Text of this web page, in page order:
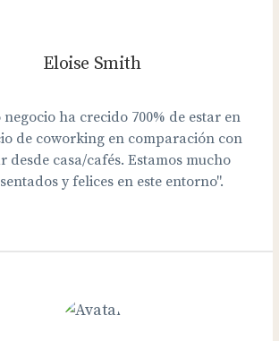
Eloise Smith
negocio ha crecido 700% de estar en
de coworking en comparación con
desde casa/cafés. Estamos mucho
y felices en este entorno".